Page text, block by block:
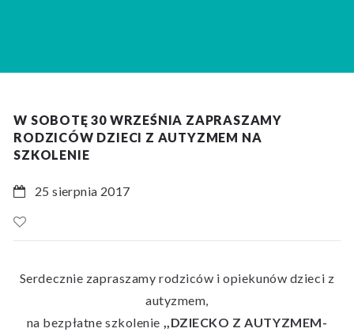
W SOBOTĘ 30 WRZEŚNIA ZAPRASZAMY
RODZICÓW DZIECI Z AUTYZMEM NA
SZKOLENIE
25 sierpnia 2017
Serdecznie zapraszamy rodziców i opiekunów dzieci z
autyzmem,
na bezpłatne szkolenie ,,DZIECKO Z AUTYZMEM-